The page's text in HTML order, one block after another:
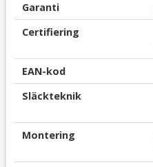
Garanti
Certifiering
EAN-kod
Släckteknik
Montering